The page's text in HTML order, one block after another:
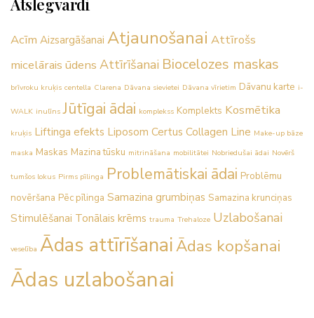
Atslēgvārdi
Acīm Aizsargāšanai Atjaunošanai Attīrošs
micelārais ūdens Attīrīšanai Biocelozes maskas
brīvroku kruķis centella Clarena Dāvana sievietei Dāvana vīrietim Dāvanu karte i-
WALK inulīns Jūtīgai ādai komplekss Komplekts Kosmētika
kruķis Liftinga efekts Liposom Certus Collagen Line Make-up bāze
maska Maskas Mazina tūsku mitrināšana mobilitātei Nobriedušai ādai Novērš
tumšos lokus Pirms pīlinga Problemātiskai ādai Problēmu
novēršana Pēc pīlinga Samazina grumbiņas Samazina krunciņas
Stimulēšanai Tonālais krēms trauma Trehaloze Uzlabošanai
veselība Ādas attīrīšanaiĀdas kopšanai
Ādas uzlabošanai